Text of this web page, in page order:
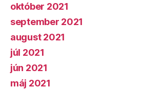
október 2021
september 2021
august 2021
júl 2021
jún 2021
máj 2021